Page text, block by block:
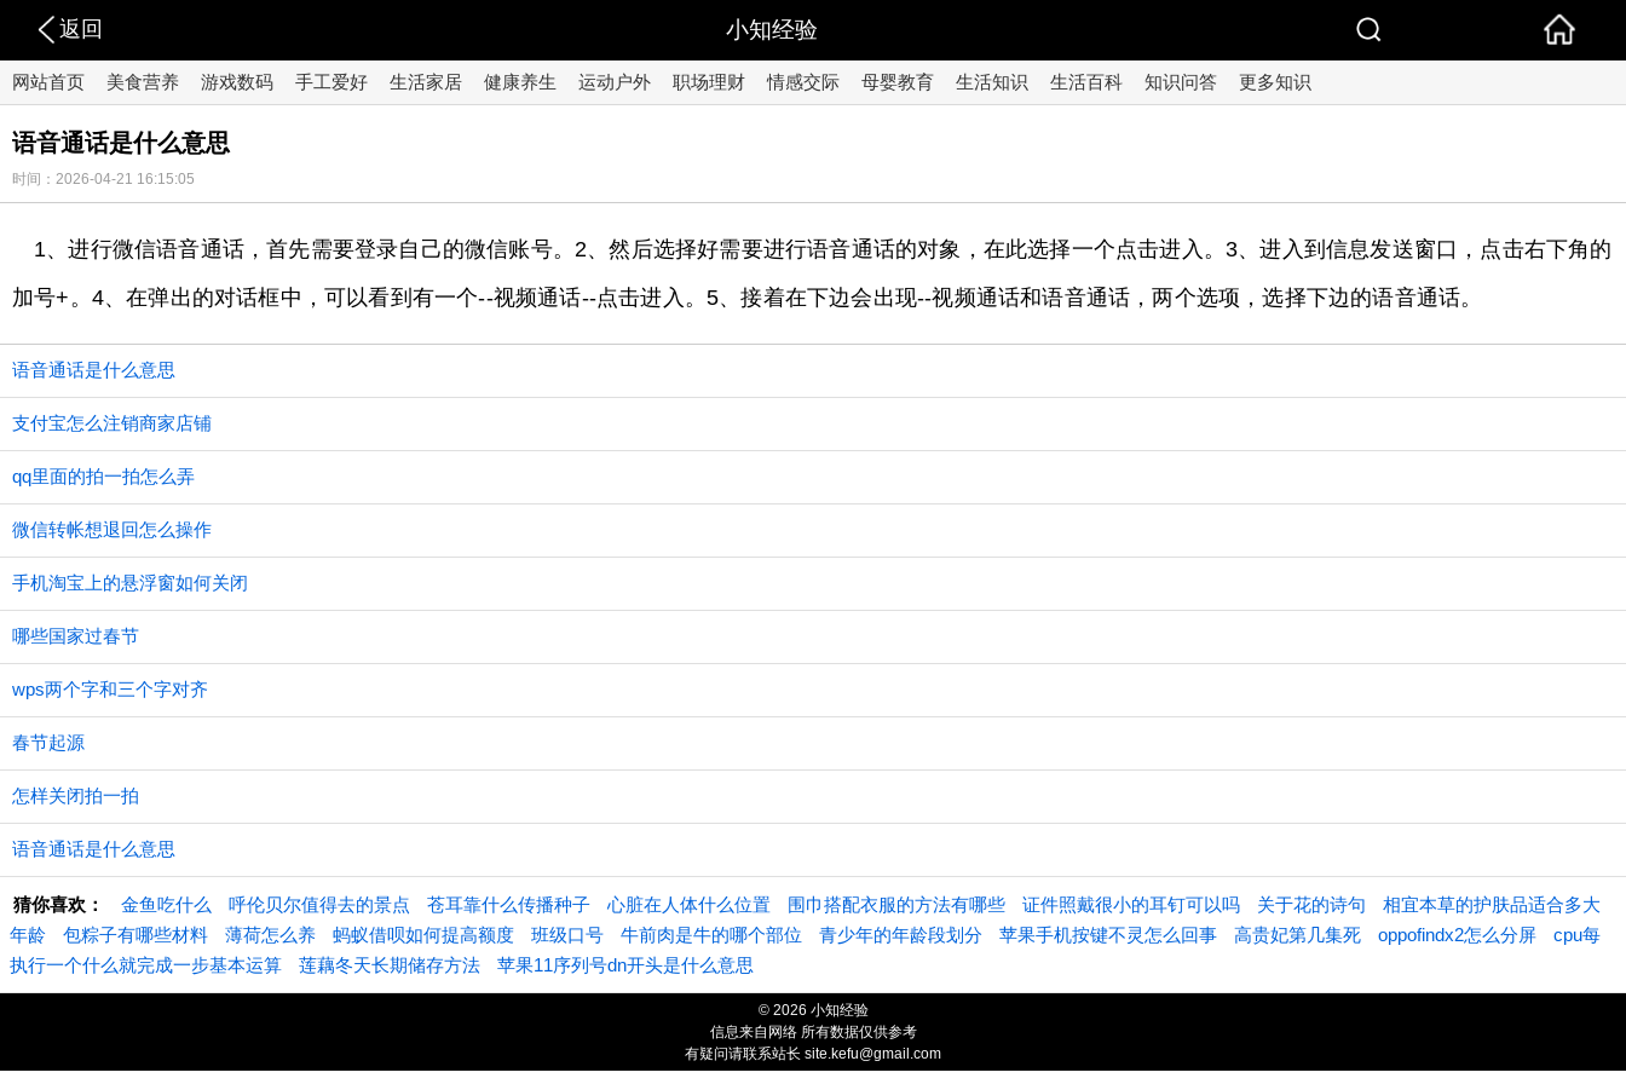
返回 小知经验
网站首页 美食营养 游戏数码 手工爱好 生活家居 健康养生 运动户外 职场理财 情感交际 母婴教育 生活知识 生活百科 知识问答 更多知识
语音通话是什么意思
时间：2026-04-21 16:15:05
1、进行微信语音通话，首先需要登录自己的微信账号。2、然后选择好需要进行语音通话的对象，在此选择一个点击进入。3、进入到信息发送窗口，点击右下角的
加号+。4、在弹出的对话框中，可以看到有一个--视频通话--点击进入。5、接着在下边会出现--视频通话和语音通话，两个选项，选择下边的语音通话。
语音通话是什么意思
支付宝怎么注销商家店铺
qq里面的拍一拍怎么弄
微信转帐想退回怎么操作
手机淘宝上的悬浮窗如何关闭
哪些国家过春节
wps两个字和三个字对齐
春节起源
怎样关闭拍一拍
语音通话是什么意思
猜你喜欢： 金鱼吃什么 呼伦贝尔值得去的景点 苍耳靠什么传播种子 心脏在人体什么位置 围巾搭配衣服的方法有哪些 证件照戴很小的耳钉可以吗 关于花的诗句
相宜本草的护肤品适合多大
年龄
包粽子有哪些材料 薄荷怎么养 蚂蚁借呗如何提高额度 班级口号 牛前肉是牛的哪个部位 青少年的年龄段划分 苹果手机按键不灵怎么回事 高贵妃第几集死 oppofindx2怎么分屏
cpu每
执行一个什么就完成一步基本运算
莲藕冬天长期储存方法 苹果11序列号dn开头是什么意思
© 2026 小知经验
信息来自网络 所有数据仅供参考
有疑问请联系站长 site.kefu@gmail.com